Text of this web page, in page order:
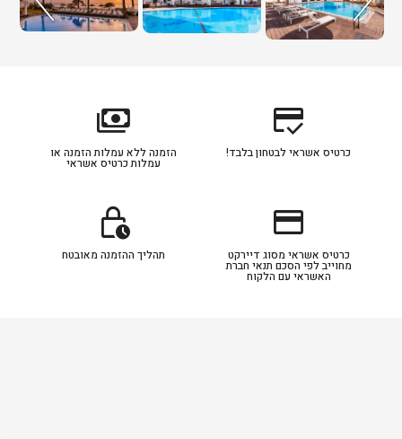
credit_score
כרטיס אשראי לבטחון בלבד!
payments
הזמנה ללא עמלות הזמנה או
עמלות כרטיס אשראי
credit_card
כרטיס אשראי מסוג דיירקט
מחוייב לפי הסכם תנאי חברת
האשראי עם הלקוח
lock_clock
תהליך ההזמנה מאובטח